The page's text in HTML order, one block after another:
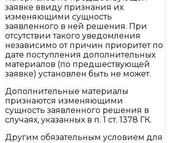
заявке ввиду признания их
изменяющими сущность
заявленного в ней решения. При
отсутствии такого уведомления
независимо от причин приоритет по
дате поступления дополнительных
материалов (по предшествующей
заявке) установлен быть не может.
Дополнительные материалы
признаются изменяющими
сущность заявленного решения в
случаях, указанных в п. 1 ст. 1378 ГК.
Другим обязательным условием для